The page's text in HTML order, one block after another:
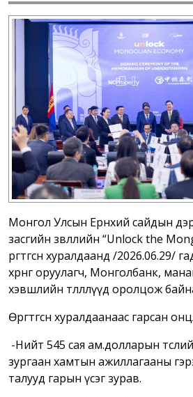
Монгол Улсын Ерөнхий сайдын
засгийн зөвлөлийн “Unlock the
өргөтгөсөн хуралдаанд /2026.06.29/
хөрөнгө оруулагч, Монголбанк,
хэвшлийн төлөөллүүд оролцож
Өргөтгөсөн хуралдаанаас гарсан
-Нийт 545 сая ам.долларын
зургаан хамтын ажиллагааны
талууд гарын үсэг зурав.